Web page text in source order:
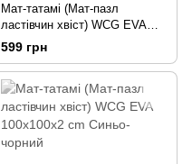
Мат-татамі (Мат-пазл
ластівчин хвіст) WCG EVA
100х100х2 cm Жовто-чорний
599 грн